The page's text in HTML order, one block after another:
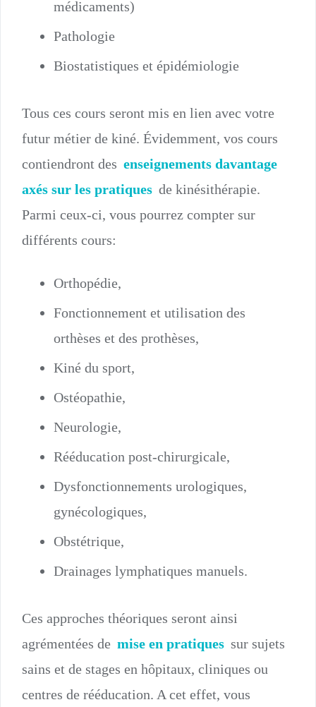
médicaments)
Pathologie
Biostatistiques et épidémiologie
Tous ces cours seront mis en lien avec votre
futur métier de kiné. Évidemment, vos cours
contiendront des enseignements davantage
axés sur les pratiques de kinésithérapie.
Parmi ceux-ci, vous pourrez compter sur
différents cours:
Orthopédie,
Fonctionnement et utilisation des
orthèses et des prothèses,
Kiné du sport,
Ostéopathie,
Neurologie,
Rééducation post-chirurgicale,
Dysfonctionnements urologiques,
gynécologiques,
Obstétrique,
Drainages lymphatiques manuels.
Ces approches théoriques seront ainsi
agrémentées de mise en pratiques sur sujets
sains et de stages en hôpitaux, cliniques ou
centres de rééducation. A cet effet, vous